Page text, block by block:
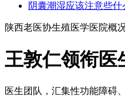
阴囊潮湿应该注意些什
陕西老医协生殖医学医院概
王敦仁领衔医
医生团队，汇集性功能障碍